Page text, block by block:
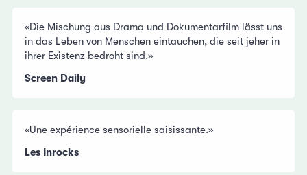
«Die Mischung aus Drama und Dokumentarfilm lässt uns
in das Leben von Menschen eintauchen, die seit jeher in
ihrer Existenz bedroht sind.»
Screen Daily
«Une expérience sensorielle saisissante.»
Les Inrocks